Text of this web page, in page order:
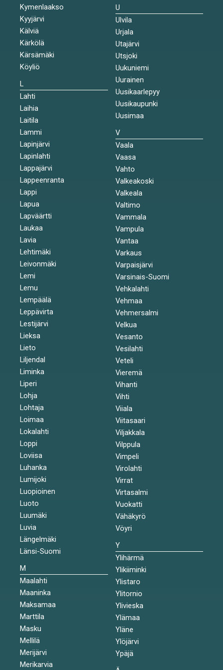
Kymenlaakso
Kyyjärvi
Kälviä
Kärkölä
Kärsämäki
Köyliö
L
Lahti
Laihia
Laitila
Lammi
Lapinjärvi
Lapinlahti
Lappajärvi
Lappeenranta
Lappi
Lapua
Lapväärtti
Laukaa
Lavia
Lehtimäki
Leivonmäki
Lemi
Lemu
Lempäälä
Leppävirta
Lestijärvi
Lieksa
Lieto
Liljendal
Liminka
Liperi
Lohja
Lohtaja
Loimaa
Lokalahti
Loppi
Loviisa
Luhanka
Lumijoki
Luopioinen
Luoto
Luumäki
Luvia
Längelmäki
Länsi-Suomi
M
Maalahti
Maaninka
Maksamaa
Marttila
Masku
Mellilä
Merijärvi
Merikarvia
U
Ulvila
Urjala
Utajärvi
Utsjoki
Uukuniemi
Uurainen
Uusikaarlepyy
Uusikaupunki
Uusimaa
V
Vaala
Vaasa
Vahto
Valkeakoski
Valkeala
Valtimo
Vammala
Vampula
Vantaa
Varkaus
Varpaisjärvi
Varsinais-Suomi
Vehkalahti
Vehmaa
Vehmersalmi
Velkua
Vesanto
Vesilahti
Veteli
Vieremä
Vihanti
Vihti
Viiala
Viitasaari
Viljakkala
Vilppula
Vimpeli
Virolahti
Virrat
Virtasalmi
Vuokatti
Vähäkyrö
Vöyri
Y
Ylihärmä
Ylikiiminki
Ylistaro
Ylitornio
Ylivieska
Ylämaa
Yläne
Ylöjärvi
Ypäjä